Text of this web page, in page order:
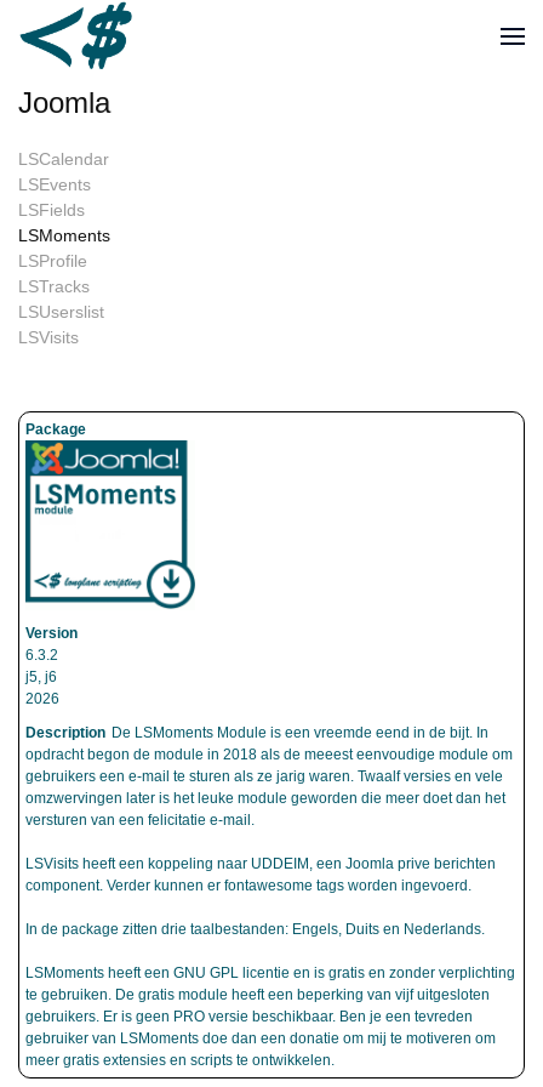
Joomla
LSCalendar
LSEvents
LSFields
LSMoments
LSProfile
LSTracks
LSUserslist
LSVisits
6.3.2
j5, j6
2026
De LSMoments Module is een vreemde eend in de bijt. In
opdracht begon de module in 2018 als de meeest eenvoudige module om
gebruikers een e-mail te sturen als ze jarig waren. Twaalf versies en vele
omzwervingen later is het leuke module geworden die meer doet dan het
versturen van een felicitatie e-mail.
LSVisits heeft een koppeling naar UDDEIM, een Joomla prive berichten
component. Verder kunnen er fontawesome tags worden ingevoerd.
In de package zitten drie taalbestanden: Engels, Duits en Nederlands.
LSMoments heeft een GNU GPL licentie en is gratis en zonder verplichting
te gebruiken. De gratis module heeft een beperking van vijf uitgesloten
gebruikers. Er is geen PRO versie beschikbaar. Ben je een tevreden
gebruiker van LSMoments doe dan een donatie om mij te motiveren om
meer gratis extensies en scripts te ontwikkelen.